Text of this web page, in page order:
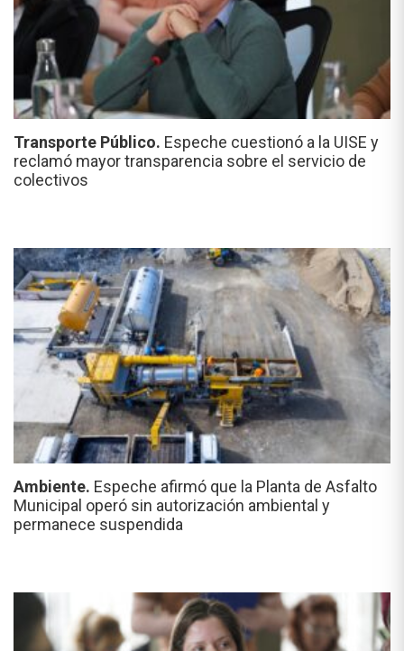
Transporte Público. Espeche cuestionó a la UISE y
reclamó mayor transparencia sobre el servicio de
colectivos
Ambiente. Espeche afirmó que la Planta de Asfalto
Municipal operó sin autorización ambiental y
permanece suspendida